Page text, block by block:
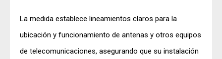
La medida establece lineamientos claros para la
ubicación y funcionamiento de antenas y otros equipos
de telecomunicaciones, asegurando que su instalación